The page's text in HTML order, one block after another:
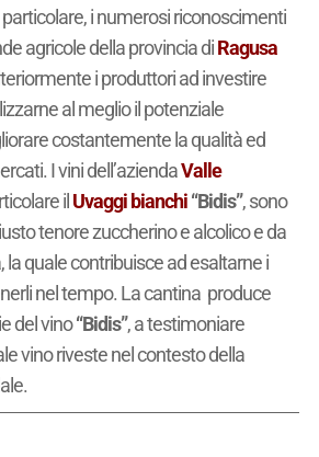
i numerosi riconoscimenti
agricole della provincia diRagusa
i produttori ad investire
al meglio il potenziale
costantemente la qualità ed
I vini dell’aziendaValle
il Uvaggi bianchi“Bidis”, sono
tenore zuccherino e alcolico e da
la quale contribuisce ad esaltarne i
nel tempo. La cantina produce
del vino“Bidis”, a testimoniare
vino riveste nel contesto della